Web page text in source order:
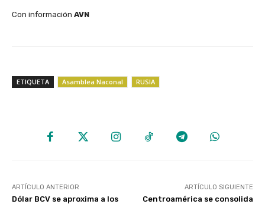
Con información AVN
ETIQUETA Asamblea Naconal RUSIA
ARTÍCULO ANTERIOR
Dólar BCV se aproxima a los
ARTÍCULO SIGUIENTE
Centroamérica se consolida